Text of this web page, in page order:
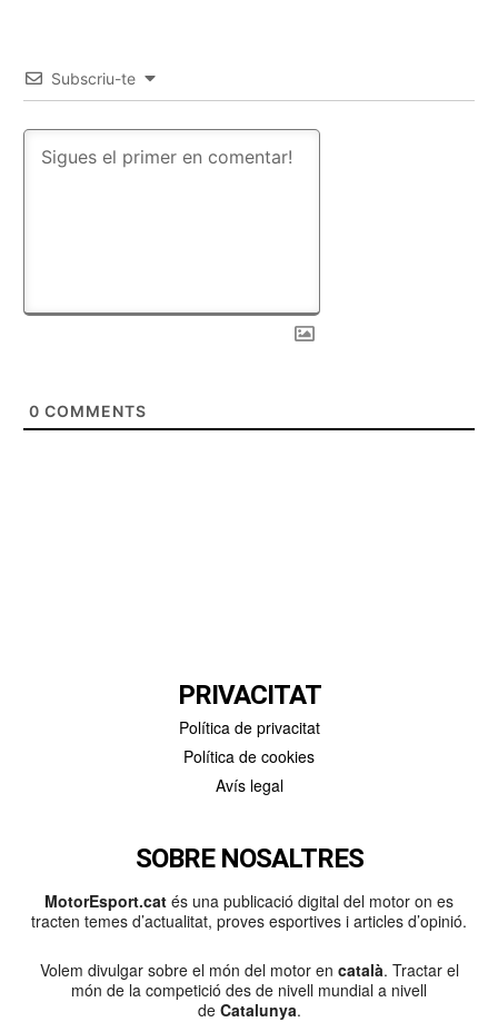
Subscriu-te
0 COMMENTS
PRIVACITAT
Política de privacitat
Política de cookies
Avís legal
SOBRE NOSALTRES
MotorEsport.cat és una publicació digital del motor on es
tracten temes d’actualitat, proves esportives i articles d’opinió.
Volem divulgar sobre el món del motor en català. Tractar el
món de la competició des de nivell mundial a nivell
de Catalunya.